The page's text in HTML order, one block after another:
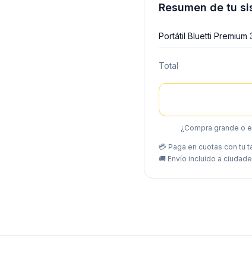
Resumen de tu
Portátil Bluetti
Total
¿Compra grande o
💳 Paga en cuotas con tu
🚚 Envío incluido a